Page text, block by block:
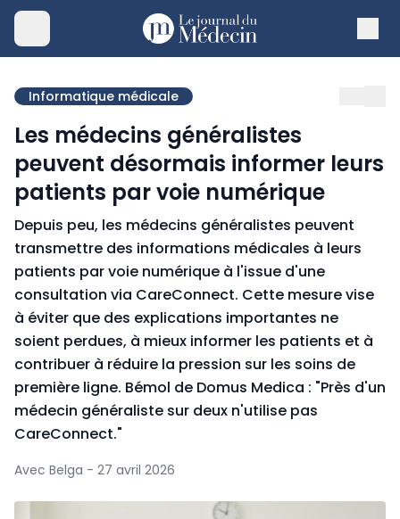
Informatique médicale
Les médecins généralistes
peuvent désormais informer leurs
patients par voie numérique
Depuis peu, les médecins généralistes peuvent
transmettre des informations médicales à leurs
patients par voie numérique à l'issue d'une
consultation via CareConnect. Cette mesure vise
à éviter que des explications importantes ne
soient perdues, à mieux informer les patients et à
contribuer à réduire la pression sur les soins de
première ligne. Bémol de Domus Medica : "Près d'un
médecin généraliste sur deux n'utilise pas
CareConnect."
Avec Belga - 27 avril 2026